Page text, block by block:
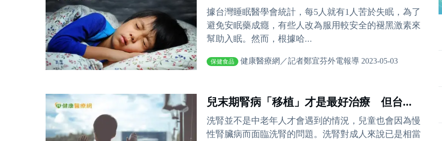
據台灣睡眠醫學會統計，每5人就有1人苦於失眠，為了
避免安眠藥成癮，有些人改為服用較安全的褪黑激素來
幫助入眠。然而，根據哈...
保健食品 健康醫療網／記者鄭宜芬外電報導 2023-05-03
兒末期腎病「移植」才是最好治療 但台...
洗腎並不是中老年人才會遇到的情況，兒童也會因為慢
性腎臟病而面臨洗腎的問題。洗腎對成人來說已是相當